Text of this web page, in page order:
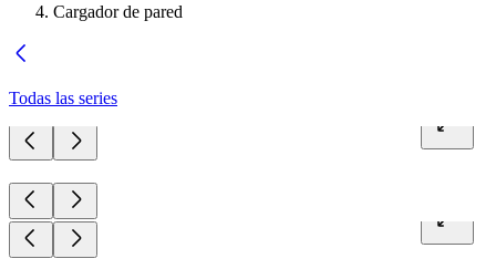
Cargador de pared
Todas las series